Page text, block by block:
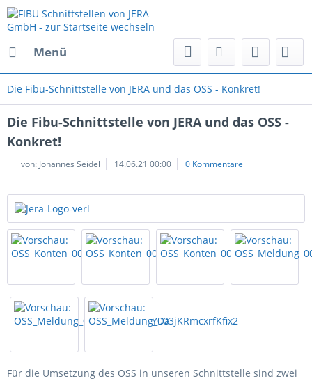
Menü
Die Fibu-Schnittstelle von JERA und das OSS - Konkret!
Die Fibu-Schnittstelle von JERA und das OSS -
Konkret!
von: Johannes Seidel 14.06.21 00:00 0 Kommentare
Für die Umsetzung des OSS in unseren Schnittstelle sind zwei